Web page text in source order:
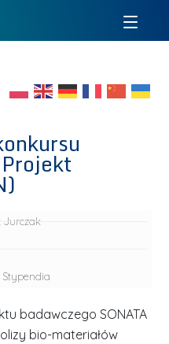
Jurczak
Stypendia
badawczego SONATA
bio-materiałów